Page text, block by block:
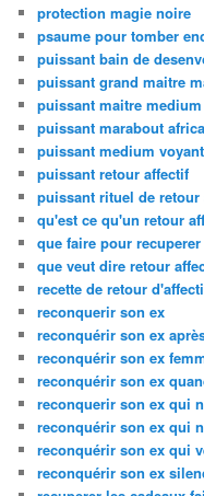
protection magie noire
psaume pour tomber
puissant bain de
puissant grand maitre
puissant maitre
puissant marabout
puissant medium
puissant retour affectif
puissant rituel de
qu'est ce qu'un retour
que faire pour
que veut dire retour
recette de retour
reconquerir son ex
reconquérir son ex
reconquérir son ex
reconquérir son ex
reconquerir son ex qui
reconquérir son ex qui
reconquérir son ex qui
reconquérir son ex